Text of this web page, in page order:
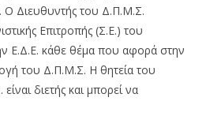
Ο Διευθυντής του Δ.Π.Μ.Σ.
Επιτροπής (Σ.Ε.) του
Ε.Δ.Ε. κάθε θέμα που αφορά στην
του Δ.Π.Μ.Σ. Η θητεία του
διετής και μπορεί να